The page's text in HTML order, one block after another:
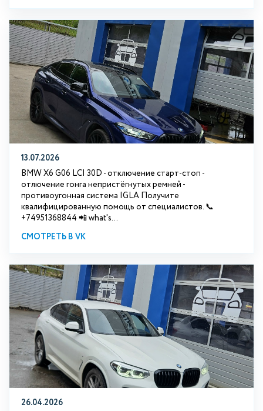
13.07.2026
BMW X6 G06 LCI 30D - отключение старт-стоп -
отлючение гонга непристёгнутых ремней -
противоугонная система IGLA Получите
квалифицированную помощь от специалистов. 📞
+74951368844 📲 what's...
СМОТРЕТЬ В VK
26.04.2026